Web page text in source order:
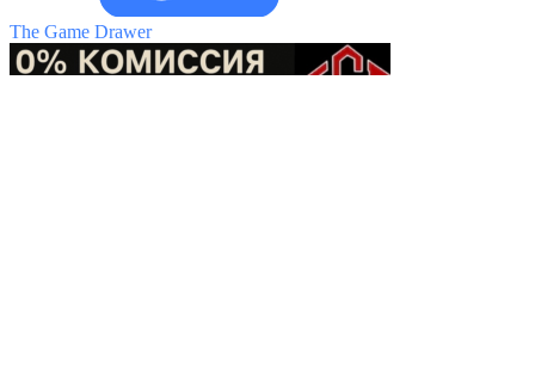
The Game Drawer